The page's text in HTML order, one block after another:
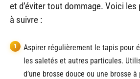
et d’éviter tout dommage. Voici
à suivre :
Aspirer régulièrement le tapis pour
les saletés et autres particules.
d’une brosse douce ou une brosse